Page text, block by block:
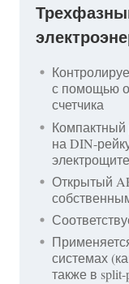
с помощью
счетчика
на DIN-
электрощите
Открытый
системах
также в split-